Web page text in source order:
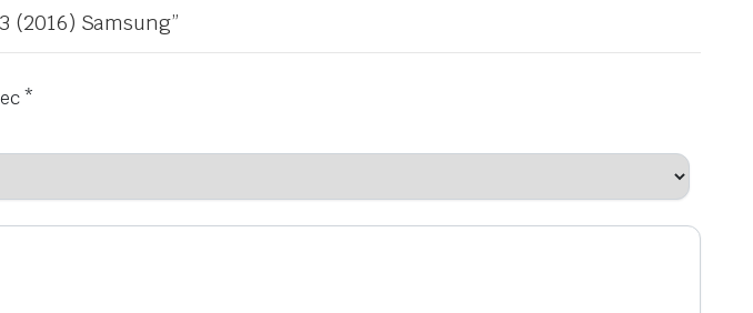
(2016) Samsung”
*